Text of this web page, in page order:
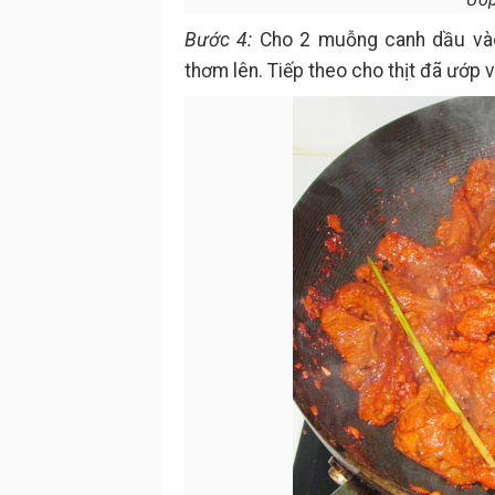
Bước 4: Cho 2 muỗng canh dầu
thơm lên. Tiếp theo cho thịt đã ướp